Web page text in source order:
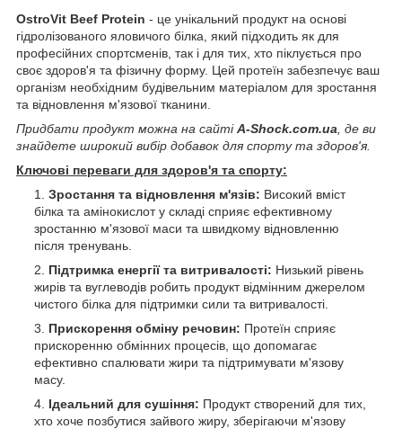
OstroVit Beef Protein - це унікальний продукт на основі
гідролізованого яловичого білка, який підходить як для
професійних спортсменів, так і для тих, хто піклується про
своє здоров'я та фізичну форму. Цей протеїн забезпечує ваш
організм необхідним будівельним матеріалом для зростання
та відновлення м'язової тканини.
Придбати продукт можна на сайтіA-Shock.com.ua , де ви
знайдете широкий вибір добавок для спорту та здоров'я.
Ключові переваги для здоров'я та спорту:
Зростання та відновлення м'язів: Високий вміст
білка та амінокислот у складі сприяє ефективному
зростанню м'язової маси та швидкому відновленню
після тренувань.
Підтримка енергії та витривалості: Низький рівень
жирів та вуглеводів робить продукт відмінним джерелом
чистого білка для підтримки сили та витривалості.
Прискорення обміну речовин: Протеїн сприяє
прискоренню обмінних процесів, що допомагає
ефективно спалювати жири та підтримувати м'язову
масу.
Ідеальний для сушіння: Продукт створений для тих,
хто хоче позбутися зайвого жиру, зберігаючи м'язову